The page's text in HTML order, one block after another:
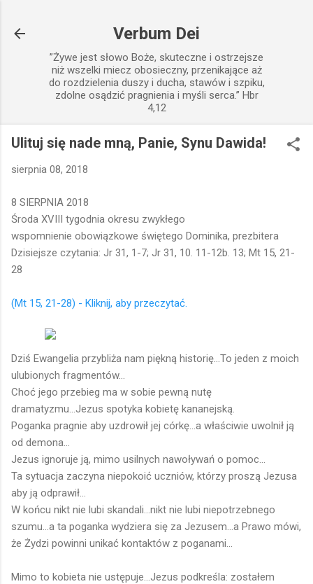
Verbum Dei
”Żywe jest słowo Boże, skuteczne i ostrzejsze
niż wszelki miecz obosieczny, przenikające aż
do rozdzielenia duszy i ducha, stawów i szpiku,
zdolne osądzić pragnienia i myśli serca.” Hbr
4,12
Ulituj się nade mną, Panie, Synu Dawida!
sierpnia 08, 2018
8 SIERPNIA 2018
Środa XVIII tygodnia okresu zwykłego
wspomnienie obowiązkowe świętego Dominika, prezbitera
Dzisiejsze czytania: Jr 31, 1-7; Jr 31, 10. 11-12b. 13; Mt 15, 21-
28
(Mt 15, 21-28) - Kliknij, aby przeczytać.
Dziś Ewangelia przybliża nam piękną historię...To jeden z moich
ulubionych fragmentów...
Choć jego przebieg ma w sobie pewną nutę
dramatyzmu...Jezus spotyka kobietę kananejską.
Poganka pragnie aby uzdrowił jej córkę...a właściwie uwolnił ją
od demona...
Jezus ignoruje ją, mimo usilnych nawoływań o pomoc...
Ta sytuacja zaczyna niepokoić uczniów, którzy proszą Jezusa
aby ją odprawił...
W końcu nikt nie lubi skandali...nikt nie lubi niepotrzebnego
szumu...a ta poganka wydziera się za Jezusem...a Prawo mówi,
że Żydzi powinni unikać kontaktów z poganami...
Mimo to kobieta nie ustępuje...Jezus podkreśla: zostałem